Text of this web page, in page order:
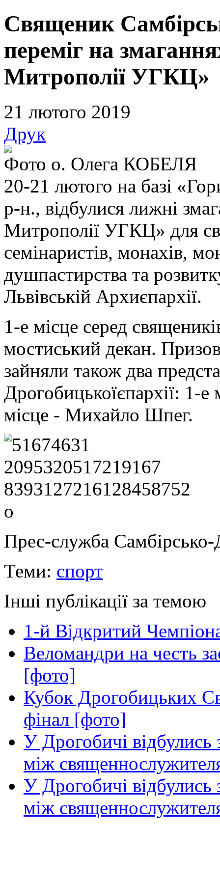
Священик
переміг на
Митрополії УГКЦ»
21 лютого 2019
Друк
Фото о. Олега КОБЕЛЯ
20-21 лютого на базі
р-н., відбулися лижні
Митрополії УГКЦ» для
семінаристів, монахів,
душпастирства та
Львівській Архиєпархії.
1-е місце серед
мостиський декан.
зайняли також два
Дрогобицькоїєпархії: 1-
місце - Михайло Шпег.
Прес-служба Самбірсько-
Теми: спорт
Інші публікації за темою
1-й Відкритий
Веломандри на честь
[фото]
Кубок Дрогобицьких
фінал [фото]
У Дрогобичі відбулись
між
У Дрогобичі відбулись
між